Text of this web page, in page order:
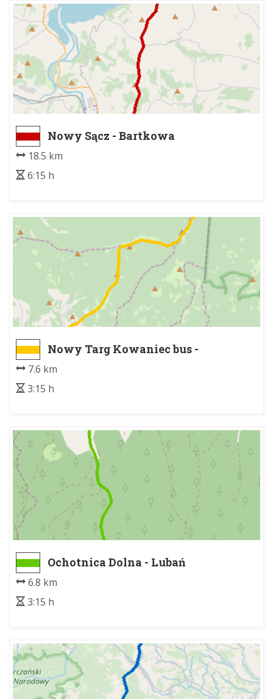
Nowy Sącz - Bartkowa
18.5 km
6:15 h
Nowy Targ Kowaniec bus -
Schronisko PTTK na Turbaczu
7.6 km
3:15 h
Ochotnica Dolna - Lubań
6.8 km
3:15 h